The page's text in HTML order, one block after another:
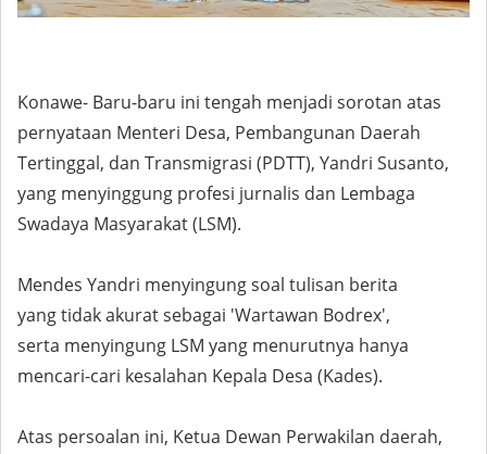
Konawe- Baru-baru ini tengah menjadi sorotan atas
pernyataan Menteri Desa, Pembangunan Daerah
Tertinggal, dan Transmigrasi (PDTT), Yandri Susanto,
yang menyinggung profesi jurnalis dan Lembaga
Swadaya Masyarakat (LSM).
Mendes Yandri menyingung soal tulisan berita
yang tidak akurat sebagai 'Wartawan Bodrex',
serta menyingung LSM yang menurutnya hanya
mencari-cari kesalahan Kepala Desa (Kades).
Atas persoalan ini, Ketua Dewan Perwakilan daerah,